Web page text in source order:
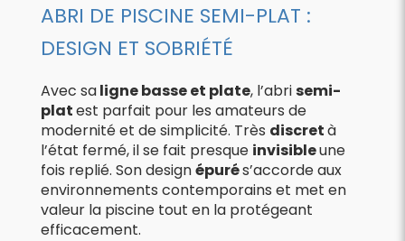
ABRI DE PISCINE SEMI-PLAT :
DESIGN ET SOBRIÉTÉ
Avec saligne basse et plate, l’abrisemi-
platest parfait pour les amateurs de
modernité et de simplicité. Très discretà
l’état fermé, il se fait presque invisibleune
fois replié. Son designépurés’accorde aux
environnements contemporains et met en
valeur la piscine tout en la protégeant
efficacement.